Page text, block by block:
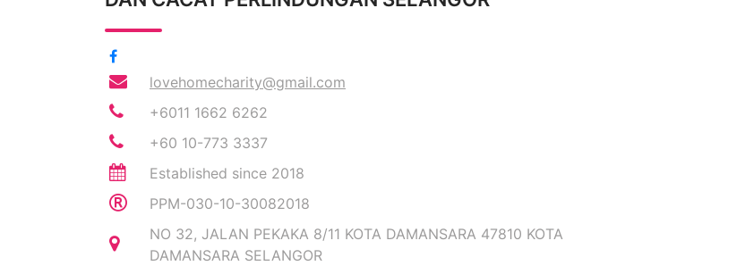
lovehomecharity@gmail.com
+6011 1662 6262
+60 10-773 3337
Established since 2018
PPM-030-10-30082018
NO 32, JALAN PEKAKA 8/11 KOTA DAMANSARA 47810 KOTA
DAMANSARA SELANGOR